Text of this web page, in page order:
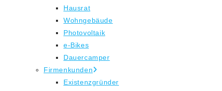
Hausrat
Wohngebäude
Photovoltaik
e-Bikes
Dauercamper
Firmenkunden
Existenzgründer